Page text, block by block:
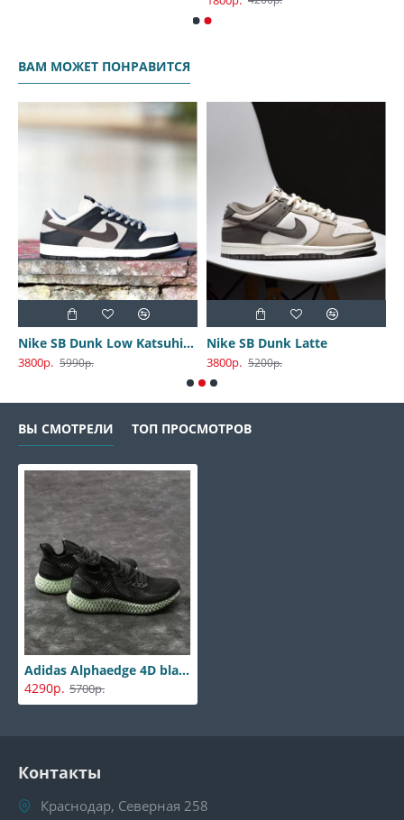
ВАМ МОЖЕТ ПОНРАВИТСЯ
Nike SB Dunk Low Katsuhiro Otomo
3800р. 5990р.
Nike SB Dunk Latte
3800р. 5200р.
ВЫ СМОТРЕЛИ ТОП ПРОСМОТРОВ
Adidas Alphaedge 4D black
4290р. 5700р.
Контакты
Краснодар, Северная 258